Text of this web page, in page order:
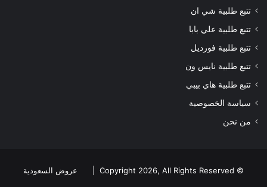
تتبع طلبية شي ان
تتبع طلبية علي بابا
تتبع طلبية فورديل
تتبع طلبية نايس ون
تتبع طلبية هاي بيبي
سياسة الخصوصية
من نحن
© Copyright 2026, All Rights Reserved | عروض السعودية